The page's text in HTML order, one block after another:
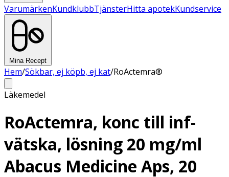
VarumärkenKundklubbTjänsterHitta apotekKundservice
Mina Recept
Hem/Sökbar, ej köpb, ej kat/RoActemra®
Läkemedel
RoActemra, konc till inf-
vätska, lösning 20 mg/ml
Abacus Medicine Aps, 20